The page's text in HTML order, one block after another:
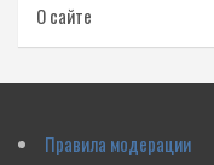
О сайте
Правила модерации